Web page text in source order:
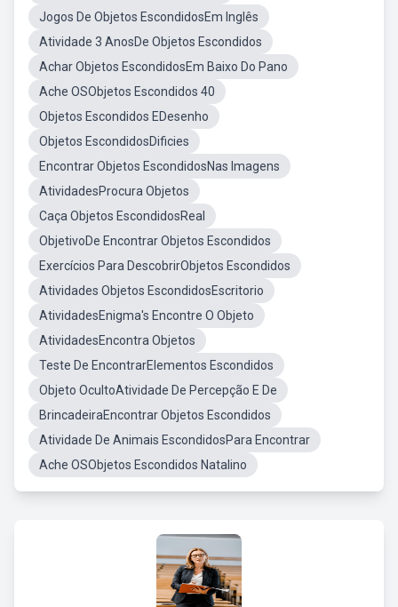
Jogos De Objetos EscondidosEm Inglês
Atividade 3 AnosDe Objetos Escondidos
Achar Objetos EscondidosEm Baixo Do Pano
Ache OSObjetos Escondidos 40
Objetos Escondidos EDesenho
Objetos EscondidosDificies
Encontrar Objetos EscondidosNas Imagens
AtividadesProcura Objetos
Caça Objetos EscondidosReal
ObjetivoDe Encontrar Objetos Escondidos
Exercícios Para DescobrirObjetos Escondidos
Atividades Objetos EscondidosEscritorio
AtividadesEnigma's Encontre O Objeto
AtividadesEncontra Objetos
Teste De EncontrarElementos Escondidos
Objeto OcultoAtividade De Percepção E De
BrincadeiraEncontrar Objetos Escondidos
Atividade De Animais EscondidosPara Encontrar
Ache OSObjetos Escondidos Natalino